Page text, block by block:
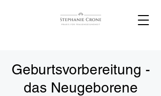
Geburtsvorbereitung -
das Neugeborene